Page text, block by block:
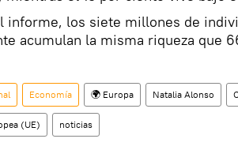
informe, los siete millones de
acumulan la misma riqueza que
Economía 🌍 Europa Natalia Alonso
(UE) noticias